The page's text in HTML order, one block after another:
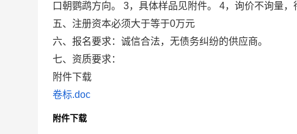
口朝鹦鹉方向。 3，具体样品见附件。 4，询价不询量，
五、注册资本必须大于等于0万元
六、报名要求：诚信合法，无债务纠纷的供应商。
七、资质要求：
附件下载
卷标.doc
附件下载